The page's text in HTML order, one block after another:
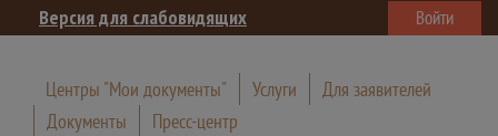
Версия для слабовидящих Войти
Центры "Мои документы" Услуги
Для заявителей
Документы
Пресс-центр